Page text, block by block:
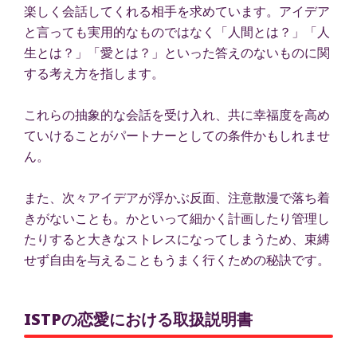
楽しく会話してくれる相手を求めています。アイデア
と言っても実用的なものではなく「人間とは？」「人
生とは？」「愛とは？」といった答えのないものに関
する考え方を指します。
これらの抽象的な会話を受け入れ、共に幸福度を高め
ていけることがパートナーとしての条件かもしれませ
ん。
また、次々アイデアが浮かぶ反面、注意散漫で落ち着
きがないことも。かといって細かく計画したり管理し
たりすると大きなストレスになってしまうため、束縛
せず自由を与えることもうまく行くための秘訣です。
ISTPの恋愛における取扱説明書